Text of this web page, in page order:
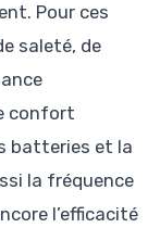
Pour ces
saleté, de
confort
batteries et la
la fréquence
l’efficacité